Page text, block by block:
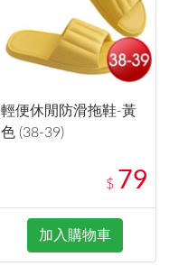
輕便休閒防滑拖鞋-黃
色 (38-39)
$ 79
加入購物車